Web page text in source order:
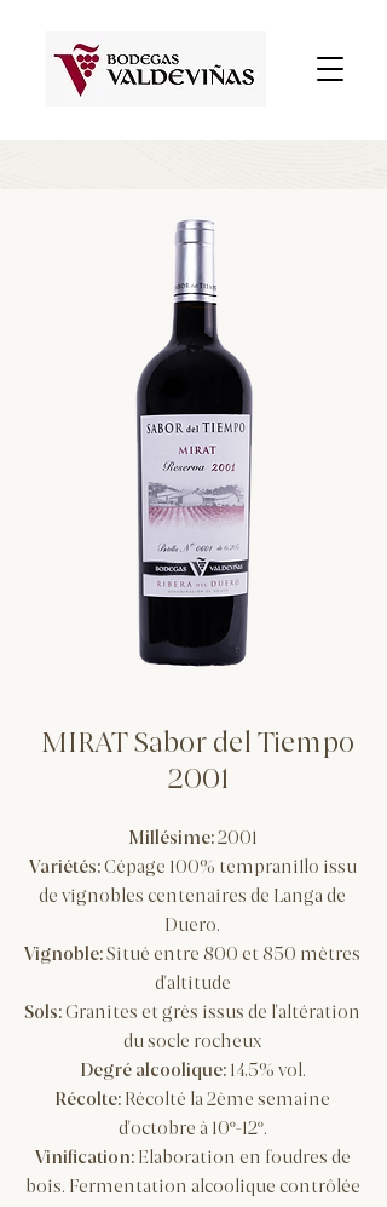
MIRAT Sabor del Tiempo
2001
Millésime: 2001
Variétés:Cépage 100% tempranillo issu
de vignobles centenaires de Langa de
Duero.
Vignoble: Situé entre 800 et 850 mètres
d'altitude
Sols: Granites et grès issus de l'altération
du socle rocheux
Degré alcoolique: 14,5% vol.
Récolte: Récolté la 2ème semaine
d'octobre à 10º-12º.
Vinification: Elaboration en foudres de
bois. Fermentation alcoolique contrôlée